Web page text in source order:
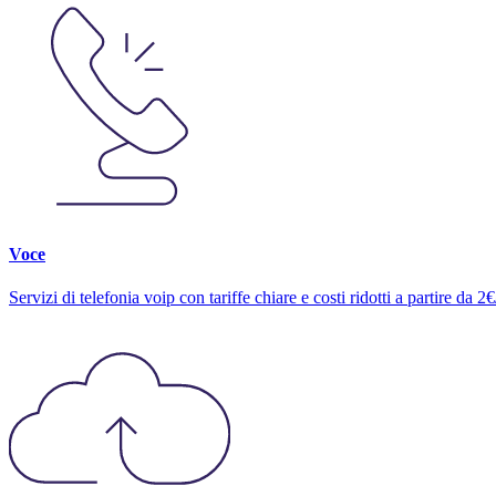
Voce
Servizi di telefonia voip con tariffe chiare e costi ridotti a partire da